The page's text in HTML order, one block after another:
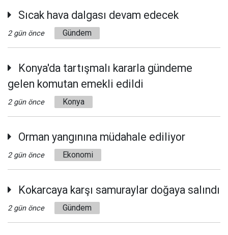
Sıcak hava dalgası devam edecek
2 gün önce Gündem
Konya'da tartışmalı kararla gündeme
gelen komutan emekli edildi
2 gün önce Konya
Orman yangınına müdahale ediliyor
2 gün önce Ekonomi
Kokarcaya karşı samuraylar doğaya salındı
2 gün önce Gündem